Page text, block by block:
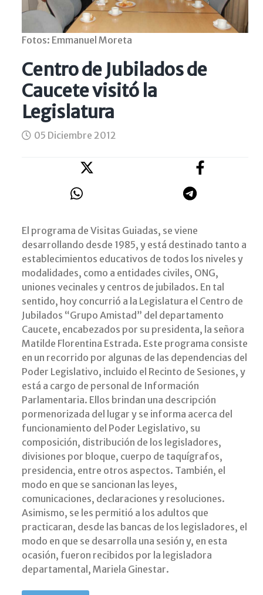
Fotos: Emmanuel Moreta
Centro de Jubilados de
Caucete visitó la
Legislatura
05 Diciembre 2012
El programa de Visitas Guiadas, se viene
desarrollando desde 1985, y está destinado tanto a
establecimientos educativos de todos los niveles y
modalidades, como a entidades civiles, ONG,
uniones vecinales y centros de jubilados. En tal
sentido, hoy concurrió a la Legislatura el Centro de
Jubilados “Grupo Amistad” del departamento
Caucete, encabezados por su presidenta, la señora
Matilde Florentina Estrada. Este programa consiste
en un recorrido por algunas de las dependencias del
Poder Legislativo, incluido el Recinto de Sesiones, y
está a cargo de personal de Información
Parlamentaria. Ellos brindan una descripción
pormenorizada del lugar y se informa acerca del
funcionamiento del Poder Legislativo, su
composición, distribución de los legisladores,
divisiones por bloque, cuerpo de taquígrafos,
presidencia, entre otros aspectos. También, el
modo en que se sancionan las leyes,
comunicaciones, declaraciones y resoluciones.
Asimismo, se les permitió a los adultos que
practicaran, desde las bancas de los legisladores, el
modo en que se desarrolla una sesión y, en esta
ocasión, fueron recibidos por la legisladora
departamental, Mariela Ginestar.